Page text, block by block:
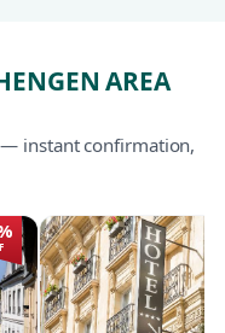
AREA
instant confirmation,